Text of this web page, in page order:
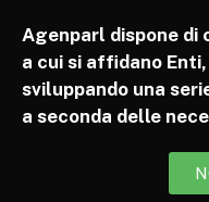
Agenparl dispone
a cui si affidano
sviluppando una
a seconda delle